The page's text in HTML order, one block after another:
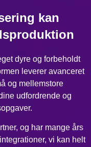
kan
dyre og forbeholdt
leverer avanceret
og mellemstore
udfordrende og
og har mange års
vi kan helt